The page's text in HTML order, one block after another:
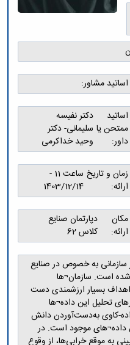
اساتید مشاور:
اساتید
ممتحن یا
داور:
دکتر نفیسه
سلیمانی- دکتر
وحید خداکرمی
زمان و تاریخ
ارائه:
ساعت 11 -
1403/12/14
مکان
ارائه:
دپارتمان صنایع
کلاس 62
سازمانی به خصوص در صنایع
است. سازمان¬ها
اهداف بسیار ارزشمندی دست
تحلیل این داده¬ها
کاوی به‌دست‌آوردن دانش
داده¬های موجود است. در
به موقع خرابی‌ها، از وقوع